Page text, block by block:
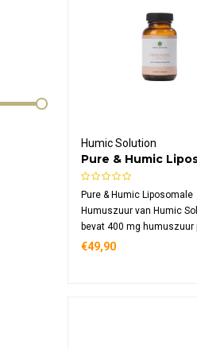
Humic Solution
Pure & Humic
Humuszuur
Pure & Humic Liposomale
Humuszuur van Humic
bevat 400 mg humuszuur
capsule, ingekapseld in
€49,90